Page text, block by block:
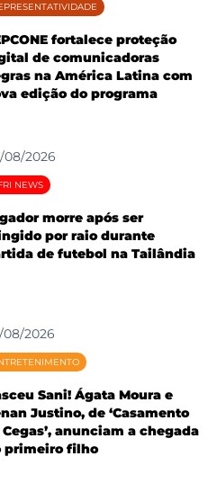
fortalece proteção
de comunicadoras
na América Latina com
edição do programa
08/2026
NEWS
morre após ser
por raio durante
de futebol na Tailândia
08/2026
Sani! Ágata Moura e
Justino, de ‘Casamento
Cegas’, anunciam a chegada
primeiro filho